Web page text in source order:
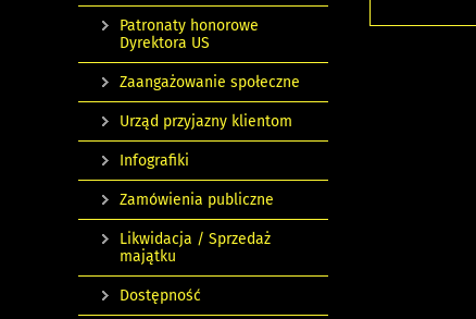
Patronaty honorowe
Dyrektora US
Zaangażowanie społeczne
Urząd przyjazny klientom
Infografiki
Zamówienia publiczne
Likwidacja / Sprzedaż
majątku
Dostępność